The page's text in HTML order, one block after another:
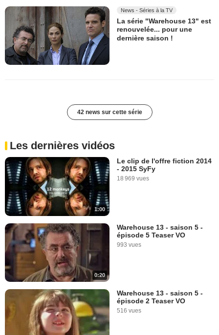
News - Séries à la TV
La série "Warehouse 13" est
renouvelée... pour une
dernière saison !
42 news sur cette série
Les dernières vidéos
1:00
Le clip de l'offre fiction 2014
- 2015 SyFy
18 969 vues
0:20
Warehouse 13 - saison 5 -
épisode 5 Teaser VO
993 vues
Warehouse 13 - saison 5 -
épisode 2 Teaser VO
516 vues